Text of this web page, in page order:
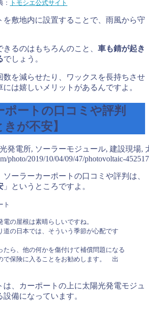
： トモシエ公式サイト
を敷地内に設置することで、雨風から守
るのはもちろんのこと、 車も錆が起き
でしょう。
数を減らせたり、ワックスを長持ちさせ
は嬉しいメリットがあるんですよ。
ポートの口コミや評判
が不安】
photo/2019/10/04/09/47/photovoltaic-
ーラーカーポートの口コミや評判は、
」というところですよ。
ト
の屋根は素晴らしいですね。
道の日本では、そういう季節が心配です
たら、他の何かを傷付けて補償問題になる
で保険に入ることをお勧めします。 出
は、カーポートの上に太陽光発電モジュ
備になっています。